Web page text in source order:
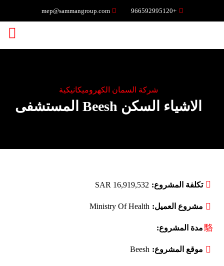
+966592995120
mep@sammangroup.com
شركة السمان الكهروميكانيكية
الاشياء السكن Beesh المستشفى
تكلفة المشروع: SAR 16,919,532
مشروع العميل: Ministry Of Health
مدة المشروع:
موقع المشروع: Beesh